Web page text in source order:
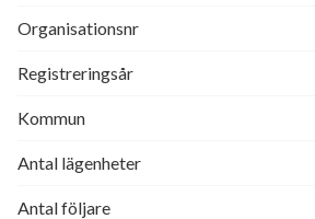
Organisationsnr
Registreringsår
Kommun
Antal lägenheter
Antal följare